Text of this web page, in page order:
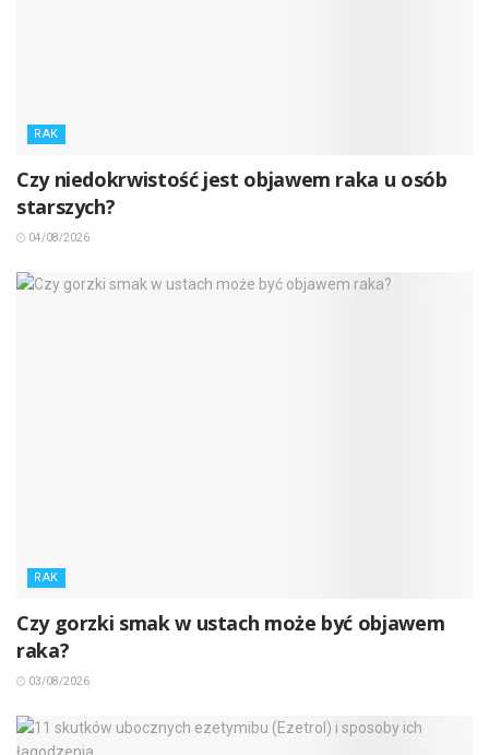
RAK
Czy niedokrwistość jest objawem raka u osób
starszych?
04/08/2026
RAK
Czy gorzki smak w ustach może być objawem
raka?
03/08/2026